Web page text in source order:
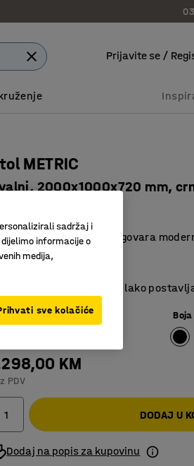
Prijavite se /
METRIC
2000x1000x720 mm,
dizajn koji odgovara
Tanak, elegantan oblik – lako
površine ploče:Hrast
KM
PDV
DODAJ U
Dodaj na popis za kupovinu
sadržaj i
informacije o
medija,
sve kolačiće